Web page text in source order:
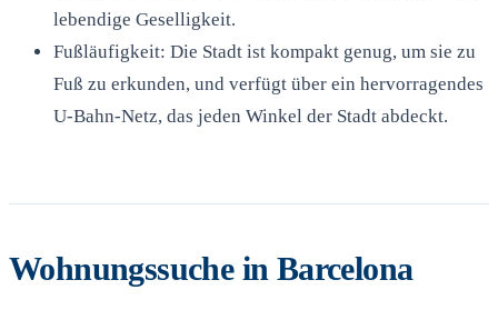
lebendige Geselligkeit.
Fußläufigkeit: Die Stadt ist kompakt genug, um sie zu
Fuß zu erkunden, und verfügt über ein hervorragendes
U-Bahn-Netz, das jeden Winkel der Stadt abdeckt.
Wohnungssuche in Barcelona